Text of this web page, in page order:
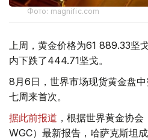
Фото: magnific.com
上周，黄金价格为61 889.33坚
内下跌了444.71坚戈。
8月6日，世界市场现货黄金盘
七周来首次。
据此前报道 ，根据世界黄金协
WGC）最新报告，哈萨克斯坦